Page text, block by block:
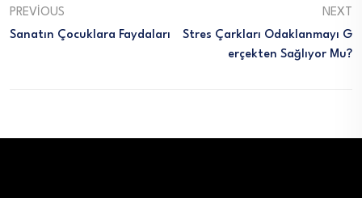
PREVIOUS
Sanatın Çocuklara Faydaları
NEXT
Stres Çarkları Odaklanmayı G
Erçekten Sağlıyor Mu?